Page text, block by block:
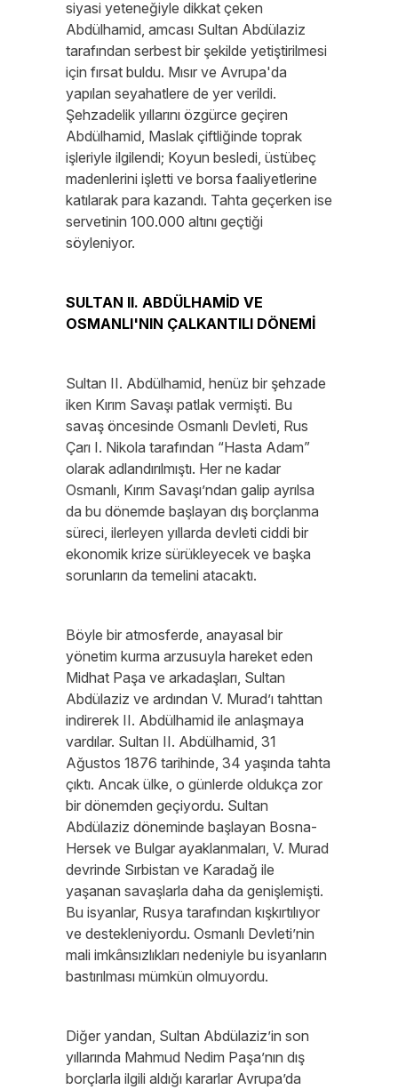
siyasi yeteneğiyle dikkat çeken
Abdülhamid, amcası Sultan Abdülaziz
tarafından serbest bir şekilde yetiştirilmesi
için fırsat buldu. Mısır ve Avrupa'da
yapılan seyahatlere de yer verildi.
Şehzadelik yıllarını özgürce geçiren
Abdülhamid, Maslak çiftliğinde toprak
işleriyle ilgilendi; Koyun besledi, üstübeç
madenlerini işletti ve borsa faaliyetlerine
katılarak para kazandı. Tahta geçerken ise
servetinin 100.000 altını geçtiği
söyleniyor.
SULTAN II. ABDÜLHAMİD VE
OSMANLI'NIN ÇALKANTILI DÖNEMİ
Sultan II. Abdülhamid, henüz bir şehzade
iken Kırım Savaşı patlak vermişti. Bu
savaş öncesinde Osmanlı Devleti, Rus
Çarı I. Nikola tarafından “Hasta Adam”
olarak adlandırılmıştı. Her ne kadar
Osmanlı, Kırım Savaşı’ndan galip ayrılsa
da bu dönemde başlayan dış borçlanma
süreci, ilerleyen yıllarda devleti ciddi bir
ekonomik krize sürükleyecek ve başka
sorunların da temelini atacaktı.
Böyle bir atmosferde, anayasal bir
yönetim kurma arzusuyla hareket eden
Midhat Paşa ve arkadaşları, Sultan
Abdülaziz ve ardından V. Murad’ı tahttan
indirerek II. Abdülhamid ile anlaşmaya
vardılar. Sultan II. Abdülhamid, 31
Ağustos 1876 tarihinde, 34 yaşında tahta
çıktı. Ancak ülke, o günlerde oldukça zor
bir dönemden geçiyordu. Sultan
Abdülaziz döneminde başlayan Bosna-
Hersek ve Bulgar ayaklanmaları, V. Murad
devrinde Sırbistan ve Karadağ ile
yaşanan savaşlarla daha da genişlemişti.
Bu isyanlar, Rusya tarafından kışkırtılıyor
ve destekleniyordu. Osmanlı Devleti’nin
mali imkânsızlıkları nedeniyle bu isyanların
bastırılması mümkün olmuyordu.
Diğer yandan, Sultan Abdülaziz’in son
yıllarında Mahmud Nedim Paşa’nın dış
borçlarla ilgili aldığı kararlar Avrupa’da